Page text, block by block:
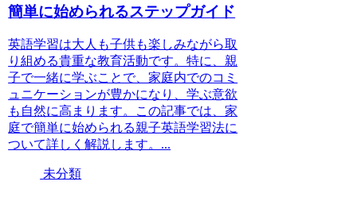
簡単に始められるステップガイド
英語学習は大人も子供も楽しみながら取
り組める貴重な教育活動です。特に、親
子で一緒に学ぶことで、家庭内でのコミ
ュニケーションが豊かになり、学ぶ意欲
も自然に高まります。この記事では、家
庭で簡単に始められる親子英語学習法に
ついて詳しく解説します。...
未分類